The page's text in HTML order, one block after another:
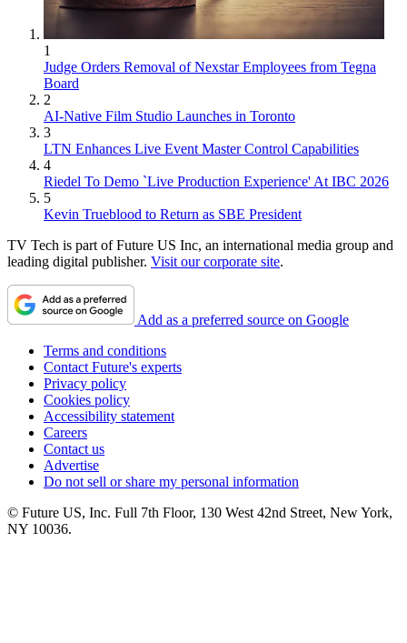
1
Judge Orders Removal of Nexstar Employees from Tegna
Board
2
AI-Native Film Studio Launches in Toronto
3
LTN Enhances Live Event Master Control Capabilities
4
Riedel To Demo `Live Production Experience' At IBC 2026
5
Kevin Trueblood to Return as SBE President
TV Tech is part of Future US Inc, an international media group and
leading digital publisher. Visit our corporate site.
Add as a preferred source on Google
Terms and conditions
Contact Future's experts
Privacy policy
Cookies policy
Accessibility statement
Careers
Contact us
Advertise
Do not sell or share my personal information
© Future US, Inc. Full 7th Floor, 130 West 42nd Street, New York,
NY 10036.